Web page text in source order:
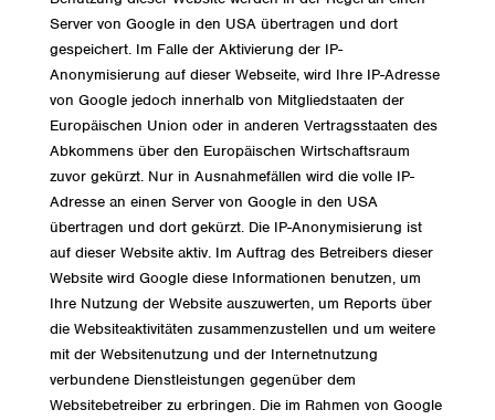
Server von Google in den USA übertragen und dort
gespeichert. Im Falle der Aktivierung der IP-
Anonymisierung auf dieser Webseite, wird Ihre IP-Adresse
von Google jedoch innerhalb von Mitgliedstaaten der
Europäischen Union oder in anderen Vertragsstaaten des
Abkommens über den Europäischen Wirtschaftsraum
zuvor gekürzt. Nur in Ausnahmefällen wird die volle IP-
Adresse an einen Server von Google in den USA
übertragen und dort gekürzt. Die IP-Anonymisierung ist
auf dieser Website aktiv. Im Auftrag des Betreibers dieser
Website wird Google diese Informationen benutzen, um
Ihre Nutzung der Website auszuwerten, um Reports über
die Websiteaktivitäten zusammenzustellen und um weitere
mit der Websitenutzung und der Internetnutzung
verbundene Dienstleistungen gegenüber dem
Websitebetreiber zu erbringen. Die im Rahmen von Google